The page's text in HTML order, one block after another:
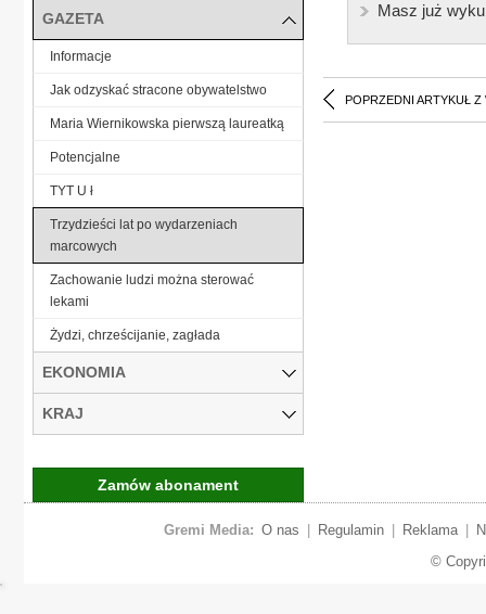
Masz już
POPRZEDNI ARTYKUŁ Z
GAZETA
Informacje
Jak odzyskać stracone obywatelstwo
Maria Wiernikowska pierwszą laureatką
Potencjalne
TYT U ł
Trzydzieści lat po wydarzeniach
marcowych
Zachowanie ludzi można sterować
lekami
Żydzi, chrześcijanie, zagłada
EKONOMIA
KRAJ
Zamów abonament
Gremi Media: O nas Regulamin Reklama
©